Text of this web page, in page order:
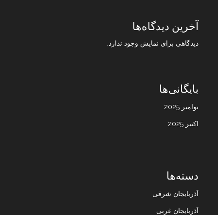
آخرین دیدگاه‌ها
دیدگاهی برای نمایش وجود ندارد.
بایگانی‌ها
نوامبر 2025
اکتبر 2025
دسته‌ها
آذربایجان شرقی
آذربایجان غربی